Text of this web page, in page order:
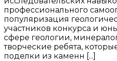
профессионального
популяризация
участников конкурса и
сфере геологии,
творческие ребята,
поделки из каменн [...]